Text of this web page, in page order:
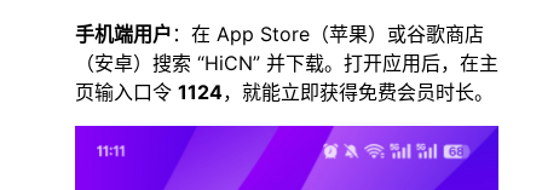
手机端用户 ：在 App Store（苹果）或谷歌商店
（安卓）搜索 “HiCN” 并下载。打开应用后，在主
页输入口令1124，就能立即获得免费会员时长。